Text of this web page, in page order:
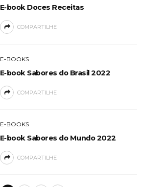
E-book Doces Receitas
COMPARTILHE
E-BOOKS
E-book Sabores do Brasil 2022
COMPARTILHE
E-BOOKS
E-book Sabores do Mundo 2022
COMPARTILHE